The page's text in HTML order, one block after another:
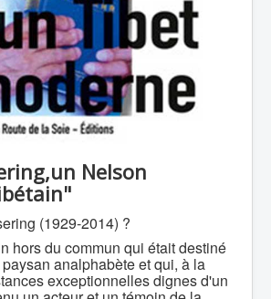
Nelson
(1929-2014) ?
hors du commun qui était destiné
analphabète et qui, à la
exceptionnelles dignes d'un